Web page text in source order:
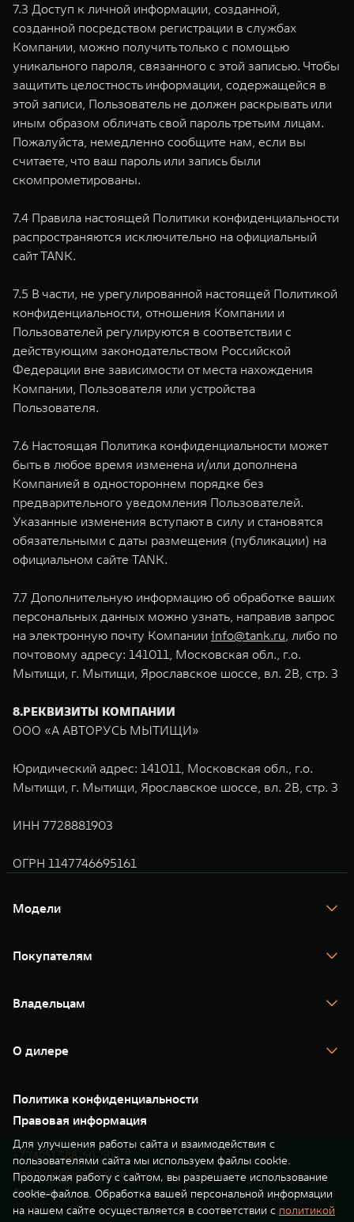
7.3 Доступ к личной информации, созданной,
созданной посредством регистрации в службах
Компании, можно получить только с помощью
уникального пароля, связанного с этой записью. Чтобы
защитить целостность информации, содержащейся в
этой записи, Пользователь не должен раскрывать или
иным образом обличать свой пароль третьим лицам.
Пожалуйста, немедленно сообщите нам, если вы
считаете, что ваш пароль или запись были
скомпрометированы.
7.4 Правила настоящей Политики конфиденциальности
распространяются исключительно на официальный
сайт TANK.
7.5 В части, не урегулированной настоящей Политикой
конфиденциальности, отношения Компании и
Пользователей регулируются в соответствии с
действующим законодательством Российской
Федерации вне зависимости от места нахождения
Компании, Пользователя или устройства
Пользователя.
7.6 Настоящая Политика конфиденциальности может
быть в любое время изменена и/или дополнена
Компанией в одностороннем порядке без
предварительного уведомления Пользователей.
Указанные изменения вступают в силу и становятся
обязательными с даты размещения (публикации) на
официальном сайте TANK.
7.7 Дополнительную информацию об обработке ваших
персональных данных можно узнать, направив запрос
на электронную почту Компании info@tank.ru, либо по
почтовому адресу: 141011, Московская обл., г.о.
Мытищи, г. Мытищи, Ярославское шоссе, вл. 2В, стр. 3
8.РЕКВИЗИТЫ КОМПАНИИ
ООО «А АВТОРУСЬ МЫТИЩИ»
Юридический адрес: 141011, Московская обл., г.о.
Мытищи, г. Мытищи, Ярославское шоссе, вл. 2В, стр. 3
ИНН 7728881903
ОГРН 1147746695161
Модели
TANK 400
TANK 500
Покупателям
Тест-драйв
TANK Финансы
Корпоративным клиентам
Зарядные станции
Владельцам
Помощь на дороге
Новые цифровые сервисы TANK
Сервис
Нулевое ТО
Моторные масла
О дилере
35 лет GWM
GWM ТЕХ ДЕНЬ
Новости
Политика конфиденциальности
Правовая информация
+7 (495) 588-50-50
info@avtoruss-tank.ru
Авторусь
Для улучшения работы сайта и взаимодействия с
пользователями сайта мы используем файлы cookie.
Продолжая работу с сайтом, вы разрешаете использование
cookie-файлов. Обработка вашей персональной информации
на нашем сайте осуществляется в соответствии с политикой